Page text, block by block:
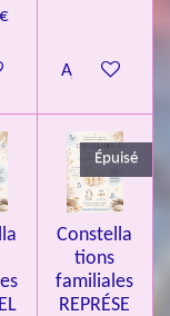
panierAjouter au
Épuisé
Constella
tions
familiales
REPRÉSE